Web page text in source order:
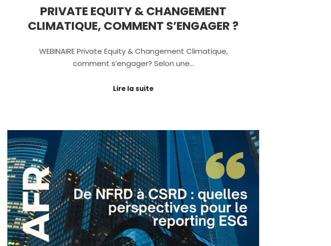
PRIVATE EQUITY & CHANGEMENT
CLIMATIQUE, COMMENT S’ENGAGER ?
WEBINAIRE Private Equity & Changement Climatique,
comment s’engager? Selon une…
Lire la suite